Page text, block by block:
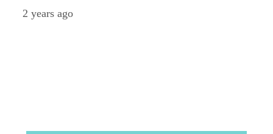
2 years ago